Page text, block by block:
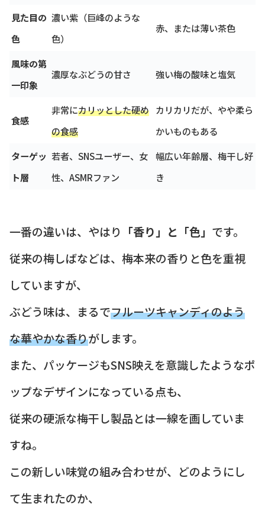
見た目の
色
濃い紫（巨峰のような
色）
赤、または薄い茶色
風味の第
一印象
濃厚なぶどうの甘さ 強い梅の酸味と塩気
食感
非常にカリッとした硬め
の食感
カリカリだが、やや柔ら
かいものもある
ターゲッ
ト層
若者、SNSユーザー、女
性、ASMRファン
幅広い年齢層、梅干し好
き
一番の違いは、やはり 「香り」と「色」 です。
従来の梅しばなどは、梅本来の香りと色を重視
していますが、
ぶどう味は、まるでフルーツキャンディのよう
な華やかな香りがします。
また、パッケージもSNS映えを意識したようなポ
ップなデザインになっている点も、
従来の硬派な梅干し製品とは一線を画していま
すね。
この新しい味覚の組み合わせが、どのようにし
て生まれたのか、